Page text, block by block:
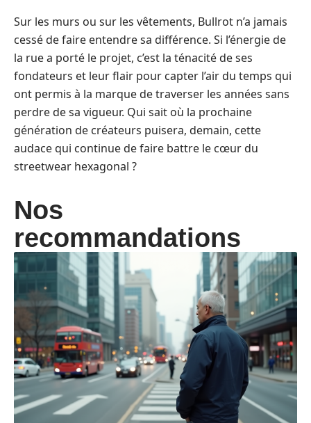
Sur les murs ou sur les vêtements, Bullrot n’a jamais
cessé de faire entendre sa différence. Si l’énergie de
la rue a porté le projet, c’est la ténacité de ses
fondateurs et leur flair pour capter l’air du temps qui
ont permis à la marque de traverser les années sans
perdre de sa vigueur. Qui sait où la prochaine
génération de créateurs puisera, demain, cette
audace qui continue de faire battre le cœur du
streetwear hexagonal ?
Nos
recommandations